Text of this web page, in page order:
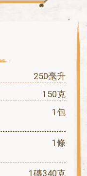
250毫升
150克
1包
1條
1磚340克